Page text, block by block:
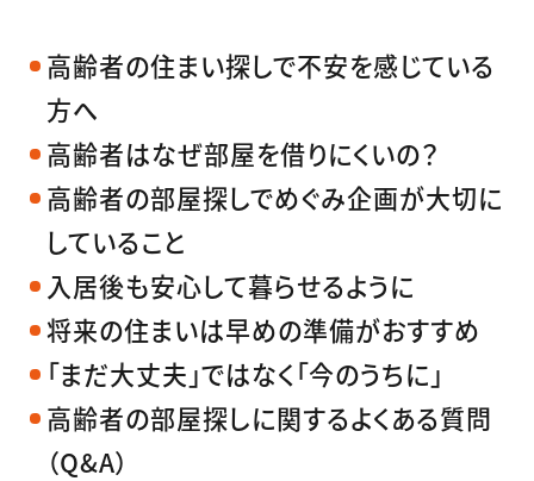
高齢者の住まい探しで不安を感じている
方へ
高齢者はなぜ部屋を借りにくいの？
高齢者の部屋探しでめぐみ企画が大切に
していること
入居後も安心して暮らせるように
将来の住まいは早めの準備がおすすめ
「まだ大丈夫」ではなく「今のうちに」
高齢者の部屋探しに関するよくある質問
（Q&A）